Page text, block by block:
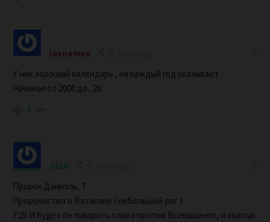
lasnamae
У них хороший календарь , на каждый год указывает .
Начиная от 2000 до ..20
5
Jash
Пророк Даниэль, 7
Пророчество о Ватикане ( небольшой рог )
7:25 И будет он говорить слова против Всевышнего, и святых